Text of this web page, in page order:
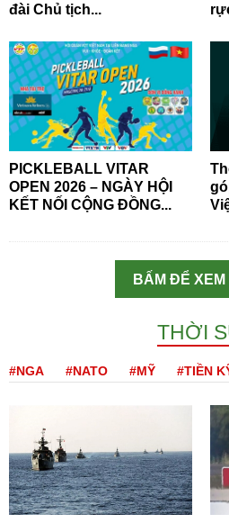
đài Chủ tịch...
PICKLEBALL VITAR
OPEN 2026 – NGÀY HỘI
KẾT NỐI CỘNG ĐỒNG...
BẤM ĐỂ XEM
THỜI
#NGA #NATO #MỸ #TIỀN